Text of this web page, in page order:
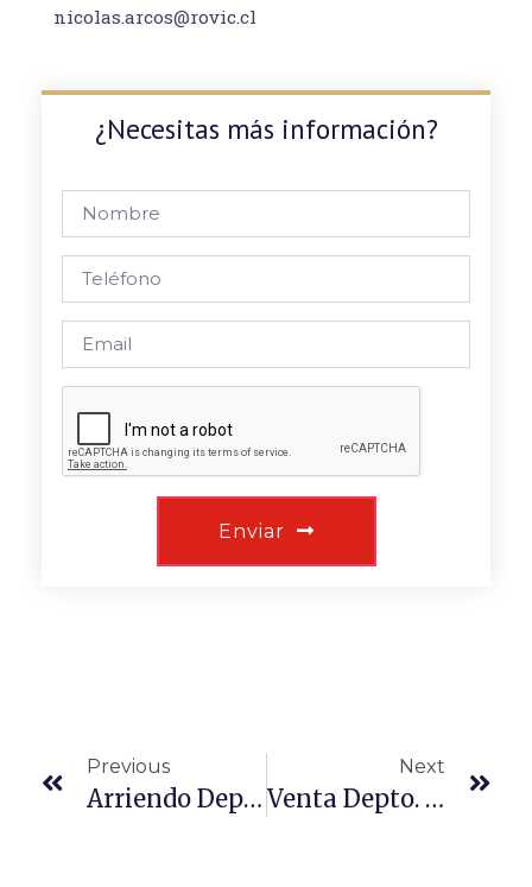
nicolas.arcos@rovic.cl
¿Necesitas más información?
Enviar
Previous
Arriendo Depto. 3D 1B 1Estac. Los Cancilleres Maipú
Next
Venta Depto. 3D 2B 1 Estac. Calle Altamirano Valparaíso